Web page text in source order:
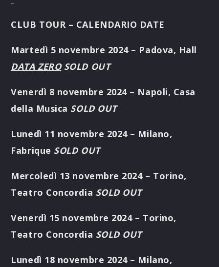
CLUB TOUR – CALENDARIO DATE
Martedì 5 novembre 2024 – Padova, Hall
DATA ZERO SOLD OUT
Venerdì 8 novembre 2024 – Napoli, Casa
della Musica SOLD OUT
Lunedì 11 novembre 2024 – Milano,
Fabrique SOLD OUT
Mercoledì 13 novembre 2024 – Torino,
Teatro Concordia SOLD OUT
Venerdì 15 novembre 2024 – Torino,
Teatro Concordia SOLD OUT
Lunedì 18 novembre 2024 – Milano,